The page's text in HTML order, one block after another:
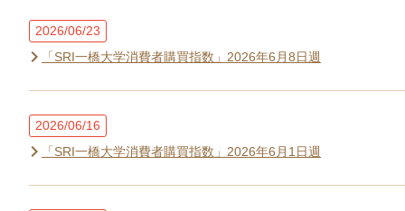
2026/06/23
「SRI一橋大学消費者購買指数」2026年6月8日週
2026/06/16
「SRI一橋大学消費者購買指数」2026年6月1日週